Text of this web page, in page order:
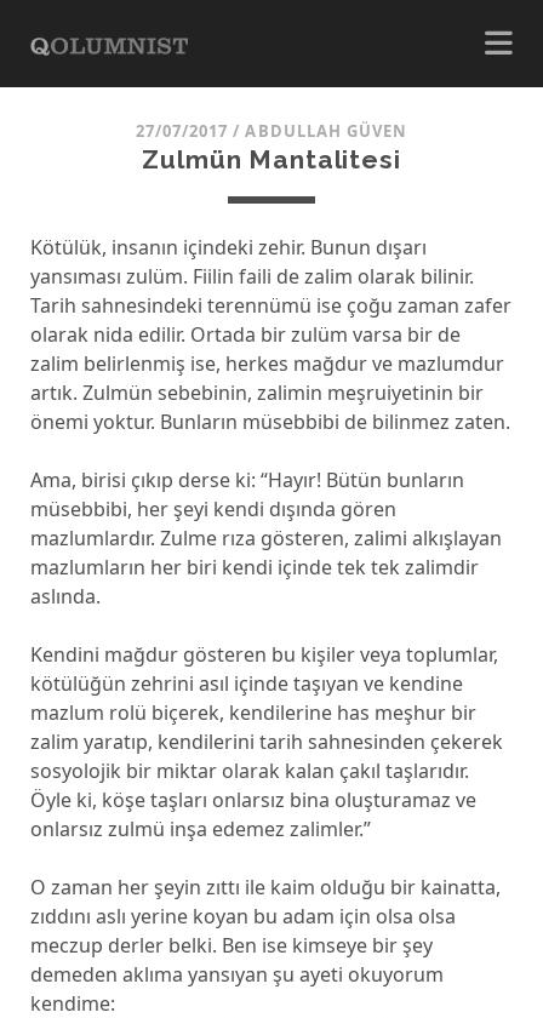
27/07/2017 /ABDULLAH GÜVEN
Zulmün Mantalitesi
Kötülük, insanın içindeki zehir. Bunun dışarı
yansıması zulüm. Fiilin faili de zalim olarak bilinir.
Tarih sahnesindeki terennümü ise çoğu zaman zafer
olarak nida edilir. Ortada bir zulüm varsa bir de
zalim belirlenmiş ise, herkes mağdur ve mazlumdur
artık. Zulmün sebebinin, zalimin meşruiyetinin bir
önemi yoktur. Bunların müsebbibi de bilinmez zaten.
Ama, birisi çıkıp derse ki: “Hayır! Bütün bunların
müsebbibi, her şeyi kendi dışında gören
mazlumlardır. Zulme rıza gösteren, zalimi alkışlayan
mazlumların her biri kendi içinde tek tek zalimdir
aslında.
Kendini mağdur gösteren bu kişiler veya toplumlar,
kötülüğün zehrini asıl içinde taşıyan ve kendine
mazlum rolü biçerek, kendilerine has meşhur bir
zalim yaratıp, kendilerini tarih sahnesinden çekerek
sosyolojik bir miktar olarak kalan çakıl taşlarıdır.
Öyle ki, köşe taşları onlarsız bina oluşturamaz ve
onlarsız zulmü inşa edemez zalimler.”
O zaman her şeyin zıttı ile kaim olduğu bir kainatta,
zıddını aslı yerine koyan bu adam için olsa olsa
meczup derler belki. Ben ise kimseye bir şey
demeden aklıma yansıyan şu ayeti okuyorum
kendime: